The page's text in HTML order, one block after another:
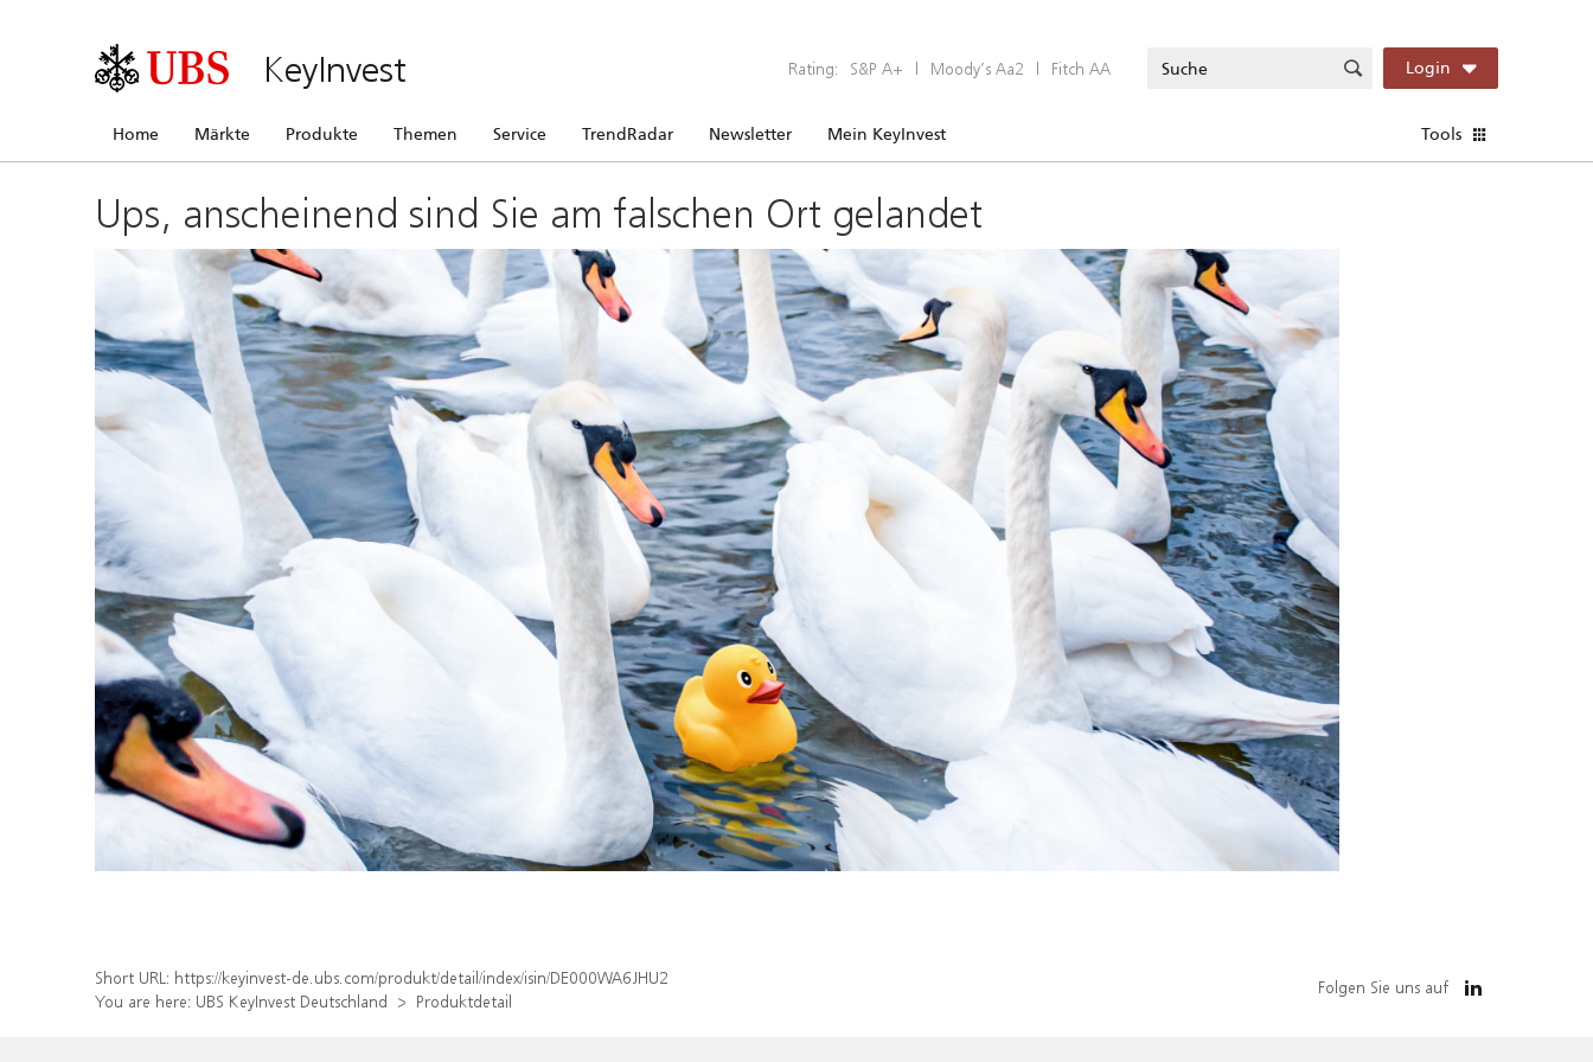
KeyInvest Rating: S&P A+ | Moody’s Aa2 | Fitch AA Login
Home Märkte Produkte Themen Service TrendRadar Newsletter Mein KeyInvest Tools
Ups, anscheinend sind Sie am falschen Ort gelandet
Short URL: https://keyinvest-de.ubs.com/produkt/detail/index/isin/DE000WA6JHU2
You are here: UBS KeyInvest Deutschland Produktdetail
Folgen Sie uns auf